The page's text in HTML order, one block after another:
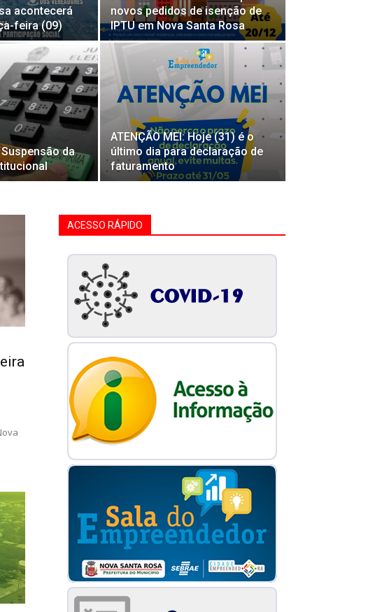
acontecerá
feira (09)
novos pedidos de isenção de
IPTU em Nova Santa Rosa
da
ATENÇÃO MEI: Hoje (31) é o
último dia para declaração de
faturamento
ACESSO RÁPIDO